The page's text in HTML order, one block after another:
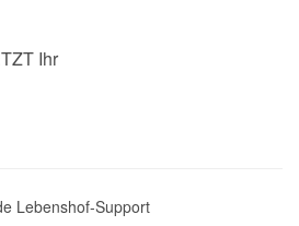
Ihr
Lebenshof-Support